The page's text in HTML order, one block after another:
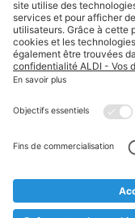
Textes marqués d'un
* Nous vendons ces
au cas où, malgré le
prématurément en
** Sur ce site,